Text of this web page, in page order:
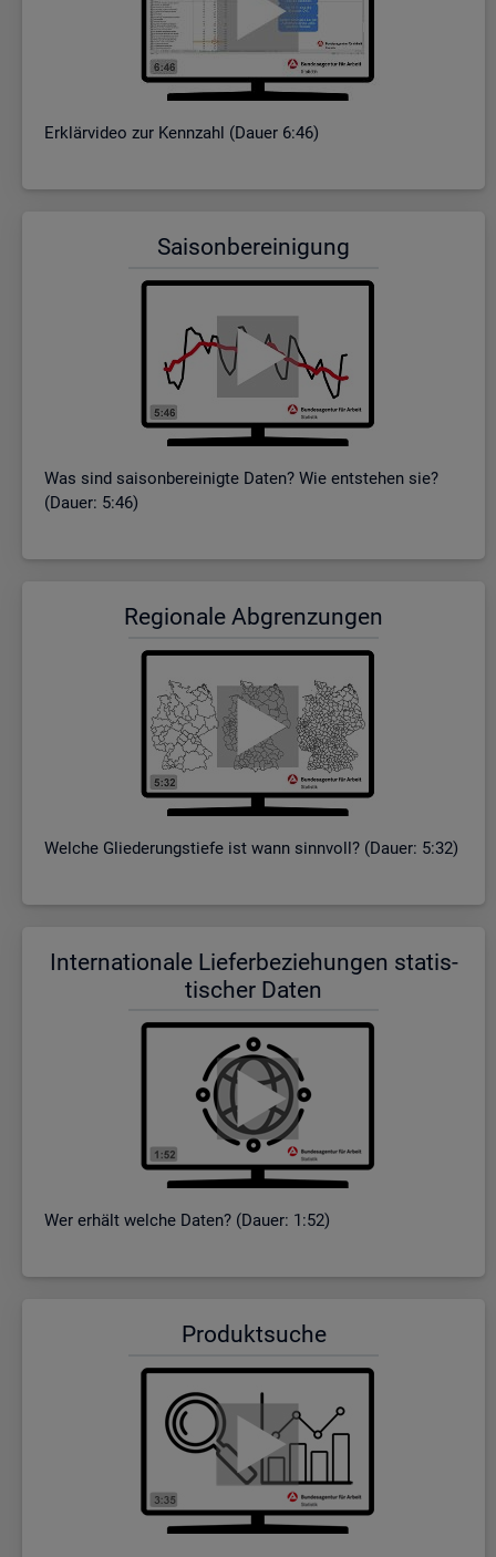
Er­klär­vi­deo zur Kenn­zahl (Dauer 6:46)
Sai­son­be­rei­ni­gung
Was sind sai­son­be­rei­nig­te Daten? Wie ent­ste­hen sie?
(Dauer: 5:46)
Re­gio­na­le Ab­gren­zun­gen
Wel­che Glie­de­rungs­tie­fe ist wann sinn­voll? (Dauer: 5:32)
In­ter­na­tio­na­le Lie­fer­be­zie­hun­gen sta­tis­
ti­scher Daten
Wer er­hält wel­che Daten? (Dauer: 1:52)
Pro­dukt­su­che